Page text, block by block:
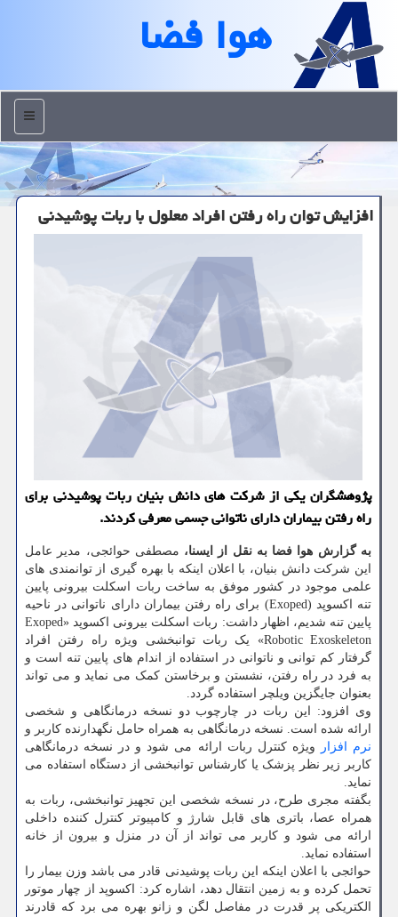
هوا فضا
منو
افزایش توان راه رفتن افراد معلول با ربات پوشیدنی
پژوهشگران یكی از شركت های دانش بنیان ربات پوشیدنی برای
راه رفتن بیماران دارای ناتوانی جسمی معرفی كردند.
به گزارش هوا فضا به نقل از ایسنا، مصطفی حوائجی، مدیر عامل
این شرکت دانش بنیان، با اعلان اینکه با بهره گیری از توانمندی های
علمی موجود در کشور موفق به ساخت ربات اسکلت بیرونی پایین
تنه اکسوپد (Exoped) برای راه رفتن بیماران دارای ناتوانی در ناحیه
پایین تنه شدیم، اظهار داشت: ربات اسکلت بیرونی اکسوپد «Exoped
Robotic Exoskeleton» یک ربات توانبخشی ویژه راه رفتن افراد
گرفتار کم توانی و ناتوانی در استفاده از اندام های پایین تنه است و
به فرد در راه رفتن، نشستن و برخاستن کمک می نماید و می تواند
بعنوان جایگزین ویلچر استفاده گردد.
وی افزود: این ربات در چارچوب دو نسخه درمانگاهی و شخصی
ارائه شده است. نسخه درمانگاهی به همراه حامل نگهدارنده کاربر و
نرم افزار
ویژه کنترل ربات ارائه می شود و در نسخه درمانگاهی
کاربر زیر نظر پزشک یا کارشناس توانبخشی از دستگاه استفاده می
نماید.
بگفته مجری طرح، در نسخه شخصی این تجهیز توانبخشی، ربات به
همراه عصا، باتری های قابل شارژ و کامپیوتر کنترل کننده داخلی
ارائه می شود و کاربر می تواند از آن در منزل و بیرون از خانه
استفاده نماید.
حوائجی با اعلان اینکه این ربات پوشیدنی قادر می باشد وزن بیمار را
تحمل کرده و به زمین انتقال دهد، اشاره کرد: اکسوپد از چهار موتور
الکتریکی پر قدرت در مفاصل لگن و زانو بهره می برد که قادرند